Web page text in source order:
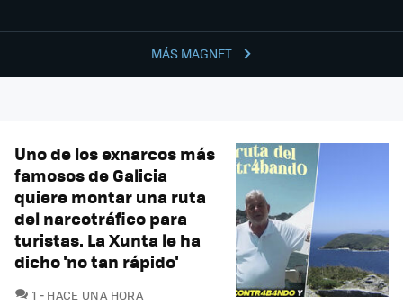
MÁS MAGNET
Uno de los exnarcos más
famosos de Galicia
quiere montar una ruta
del narcotráfico para
turistas. La Xunta le ha
dicho 'no tan rápido'
1 COMENTARIOS
HACE UNA HORA